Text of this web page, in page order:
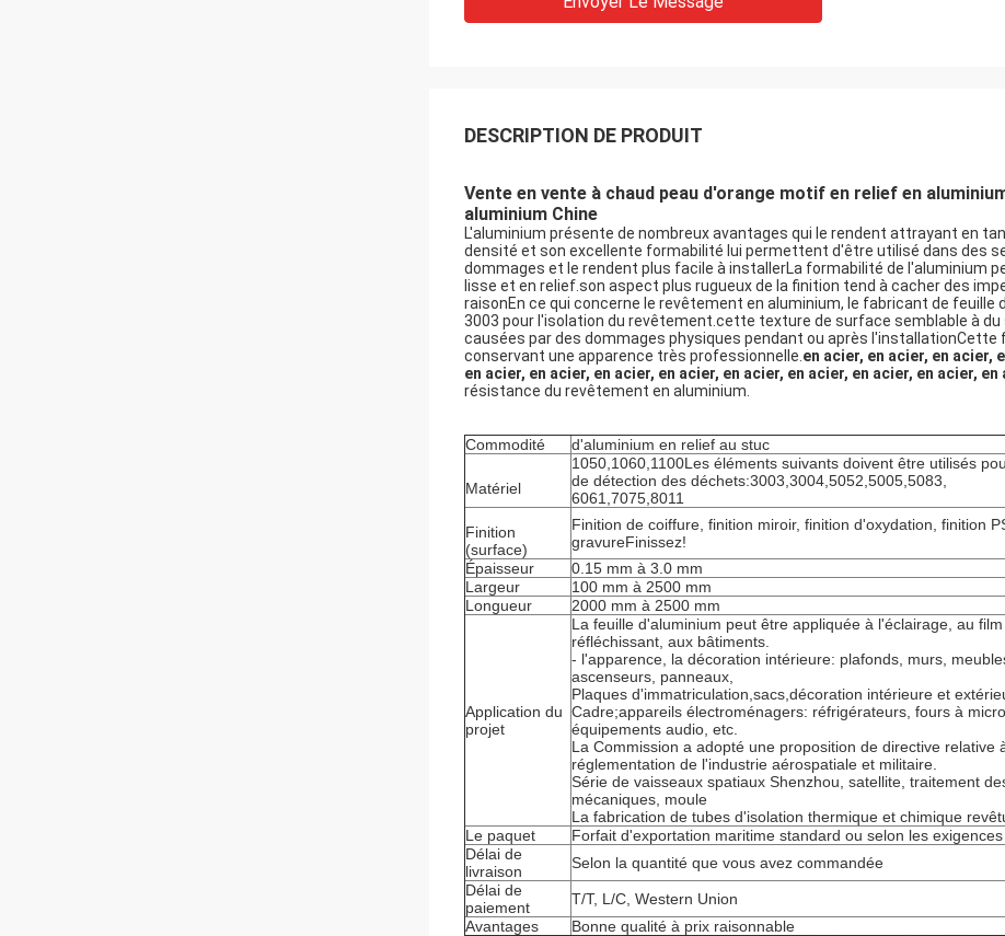
DESCRIPTION DE PRODUIT
Vente en vente à chaud peau d'orange motif en relief en
aluminium Chine
L'aluminium présente de nombreux avantages qui le rendent attrayant en
densité et son excellente formabilité lui permettent d'être utilisé dans des
dommages et le rendent plus facile à installerLa formabilité de l'aluminium
lisse et en relief.son aspect plus rugueux de la finition tend à cacher des
raisonEn ce qui concerne le revêtement en aluminium, le fabricant de
3003 pour l'isolation du revêtement.cette texture de surface semblable à
causées par des dommages physiques pendant ou après
conservant une apparence très professionnelle. en acier, en acier, en acier,
en acier, en acier, en acier, en acier, en acier, en acier, en acier, en acier, en
résistance du revêtement en aluminium.
Commodité d'aluminium en relief au stuc
Matériel
1050,1060,1100Les éléments suivants doivent être utilisés
de détection des déchets:3003,3004,5052,5005,5083,
6061,7075,8011
Finition
(surface)
Finition de coiffure, finition miroir, finition d'oxydation, finition
gravureFinissez!
Épaisseur
0.15 mm à 3.0 mm
Largeur
100 mm à 2500 mm
Longueur
2000 mm à 2500 mm
Application du
projet
La feuille d'aluminium peut être appliquée à l'éclairage, au
réfléchissant, aux bâtiments.
- l'apparence, la décoration intérieure: plafonds, murs,
ascenseurs, panneaux,
Plaques d'immatriculation,sacs,décoration intérieure et
Cadre;appareils électroménagers: réfrigérateurs, fours à
équipements audio, etc.
La Commission a adopté une proposition de directive relative
réglementation de l'industrie aérospatiale et militaire.
Série de vaisseaux spatiaux Shenzhou, satellite, traitement
mécaniques, moule
La fabrication de tubes d'isolation thermique et chimique
Le paquet
Forfait d'exportation maritime standard ou selon les exigences
Délai de
livraison
Selon la quantité que vous avez commandée
Délai de
paiement
T/T, L/C, Western Union
Avantages
Bonne qualité à prix raisonnable